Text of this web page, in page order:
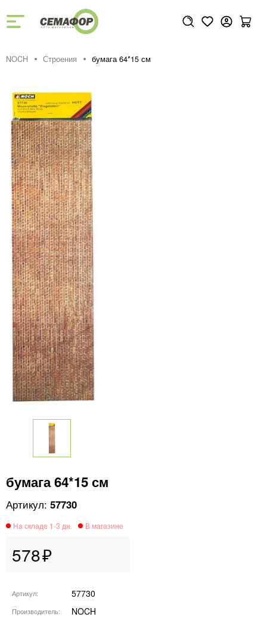
NOCH Строения бумага 64*15 см
бумага 64*15 см
57730
578
Артикул 57730
Производитель NOCH